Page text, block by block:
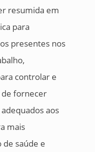
resumida em
para
presentes nos
controlar e
de fornecer
aos
mais
saúde e